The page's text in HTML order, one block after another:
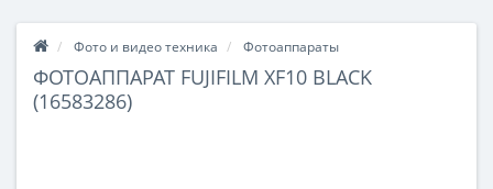
Фото и видео техника Фотоаппараты
ФОТОАППАРАТ FUJIFILM XF10 BLACK
(16583286)